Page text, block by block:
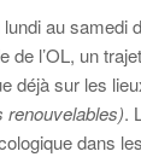
au
de l’OL, un
déjà sur les
.
dans